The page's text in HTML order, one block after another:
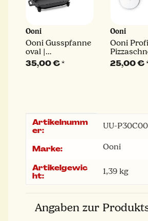
Ooni
Ooni Gusspfanne
oval |
abnehmbarem
Griff und
35,00 €*
Ooni
Ooni Profi
Ø 11,3 cm
25,00 €
Produkteigenschaft
Wert
Artikelnumm
er:
UU-P30C00
Marke: Ooni
Artikelgewic
ht:
1,39 kg
Angaben zur